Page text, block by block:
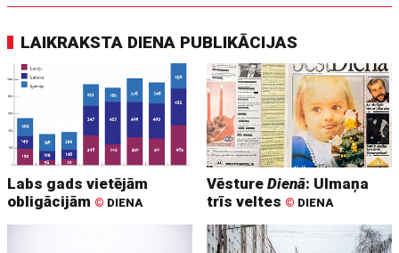
LAIKRAKSTA DIENA PUBLIKĀCIJAS
Labs gads vietējām
obligācijām © DIENA
VēstureDienā: Ulmaņa
trīs veltes © DIENA